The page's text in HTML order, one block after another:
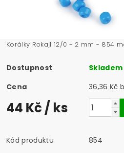
Korálky Rokajl 12/0 - 2 mm - 854
Dostupnost Skladem
Cena
44 Kč/ ks
Kód produktu
854